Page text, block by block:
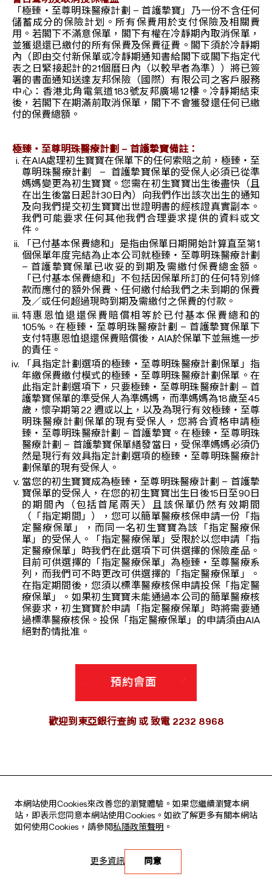
「極臻‧至尊明珠醫療計劃 – 首護摯寶」乃一份不含任何
儲蓄成分的保險計划。所有保費用於支付保險及相關費
用。若閣下不滿意保單，閣下有權在冷靜期內取消保單，
並獲退還已繳付的所有保費及保費征費。閣下須於冷靜期
內（即由交付新保單或冷靜期通知書給閣下或閣下指定代
表之日緊接起計的21個曆日內（以較早者為準））將已簽
署的書面通知送達友邦保險（國際）有限公司之客戶服務
中心：香港北角電氣道183號友邦廣場12樓。冷靜期結束
後，若閣下在期滿前取消保單，閣下不會獲發還任何已繳
付的保費總額。
極臻‧至尊明珠醫療計劃 – 首護摯寶備註：
在AIA處理初生寶寶在保單下的任何索賠之前，極臻‧至
尊明珠醫療計劃 – 首護摯寶保單的受保人必須已從準
媽媽變更為初生寶寶。您需在初生寶寶出生後盡快（且
在出生後當日起計30日內）向我們作出該次出生的通知
及向我們提交初生寶寶出世證明書的經核證真實副本。
我們可能要求任何其他我們合理要求提供的資料或文
件。
「已付基本保費總和」是指由保單日期開始計算直至第1
個保單年度完結為止本公司就極臻‧至尊明珠醫療計劃
– 首護摯寶保單已收妥的到期及需繳付保費總金額。
「已付基本保費總和」不包括因保單所訂的任何特別條
款而應付的額外保費、任何繳付給我們之未到期的保費
及／或任何超過現時到期及需繳付之保費的付款。
特惠恩恤退還保費賠償相等於已付基本保費總和的
105%。在極臻‧至尊明珠醫療計劃 – 首護摯寶保單下
支付特惠恩恤退還保費賠償後，AIA於保單下並無進一步
的責任。
「具指定計劃選項的極臻‧至尊明珠醫療計劃保單」指
年繳保費繳付模式的極臻‧至尊明珠醫療計劃保單。在
此指定計劃選項下，只要極臻‧至尊明珠醫療計劃 – 首
護摯寶保單的準受保人為準媽媽，而準媽媽為18歲至45
歲，懷孕期第22 週或以上，以及為現行有效極臻‧至尊
明珠醫療計劃保單的現有受保人，您將合資格申請極
臻‧至尊明珠醫療計劃 – 首護摯寶。在極臻‧至尊明珠
醫療計劃 – 首護摯寶保單繕發當日，受保準媽媽必須仍
然是現行有效具指定計劃選項的極臻‧至尊明珠醫療計
劃保單的現有受保人。
當您的初生寶寶成為極臻‧至尊明珠醫療計劃 – 首護摯
寶保單的受保人，在您的初生寶寶出生日後15日至90日
的期間內（包括首尾兩天）且該保單仍然有效期間
（「指定期間」），您可以簡單醫療核保申請一份「指
定醫療保單」，而同一名初生寶寶為該「指定醫療保
單」的受保人。「指定醫療保單」受限於以您申請「指
定醫療保單」時我們在此選項下可供選擇的保險產品。
目前可供選擇的「指定醫療保單」為極臻‧至尊醫療系
列，而我們可不時更改可供選擇的「指定醫療保單」。
在指定期間後，您須以標準醫療核保申請投保「指定醫
療保單」。如果初生寶寶未能通過本公司的簡單醫療核
保要求，初生寶寶於申請「指定醫療保單」時將需要通
過標準醫療核保。投保「指定醫療保單」的申請須由AIA
絕對酌情批准。
歡迎到東亞銀行查詢 或 致電 2232 8968
本網站使用Cookies來改善您的瀏覽體驗。如果您繼續瀏覽本網
站，即表示您同意本網站使用Cookies。如欲了解更多有關本網站
如何使用Cookies，請參閱私隱政策聲明 。
同意
更多資訊